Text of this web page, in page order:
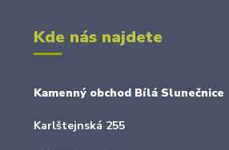
Kde nás najdete
Kamenný obchod Bílá Slunečnice
Karlštejnská 255